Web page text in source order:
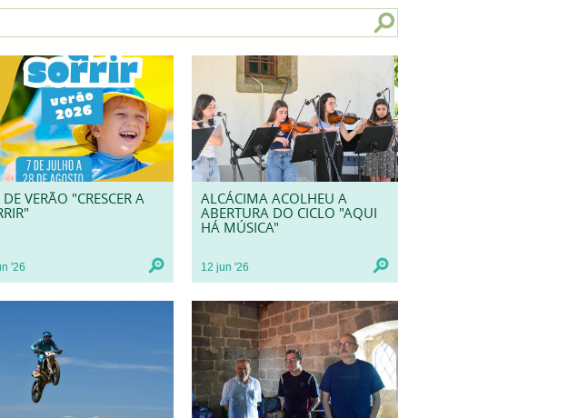
VERÃO "CRESCER A
'26
ALCÁCIMA ACOLHEU A
ABERTURA DO CICLO "AQUI
HÁ MÚSICA"
12 jun '26